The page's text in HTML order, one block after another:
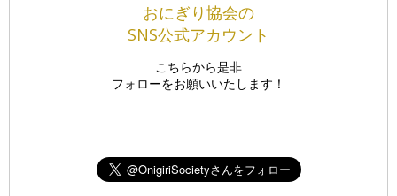
おにぎり協会の
SNS公式アカウント
こちらから是非
フォローをお願いいたします！